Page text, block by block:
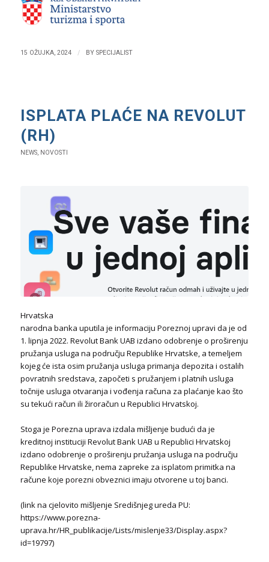
15 OŽUJKA, 2024 / BY SPECIJALIST
ISPLATA PLAĆE NA REVOLUT
(RH)
NEWS, NOVOSTI
Hrvatska
narodna banka uputila je informaciju Poreznoj upravi da je od
1. lipnja 2022. Revolut Bank UAB izdano odobrenje o proširenju
pružanja usluga na području Republike Hrvatske, a temeljem
kojeg će ista osim pružanja usluga primanja depozita i ostalih
povratnih sredstava, započeti s pružanjem i platnih usluga
točnije usluga otvaranja i vođenja računa za plaćanje kao što
su tekući račun ili žiroračun u Republici Hrvatskoj.
Stoga je Porezna uprava izdala mišljenje budući da je
kreditnoj instituciji Revolut Bank UAB u Republici Hrvatskoj
izdano odobrenje o proširenju pružanja usluga na području
Republike Hrvatske, nema zapreke za isplatom primitka na
račune koje porezni obveznici imaju otvorene u toj banci.
(link na cjelovito mišljenje Središnjeg ureda PU:
https://www.porezna-
uprava.hr/HR_publikacije/Lists/mislenje33/Display.aspx?
id=19797)